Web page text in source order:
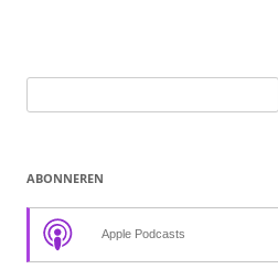
naar:
ABONNEREN
Apple Podcasts